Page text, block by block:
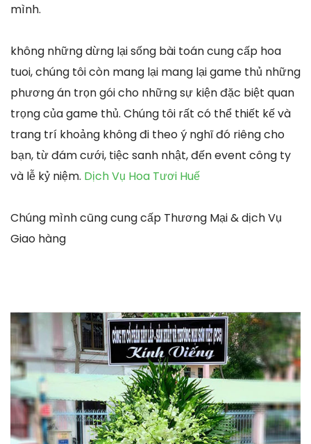
mình.
không những dừng lại sống bài toán cung cấp hoa
tuoi, chúng tôi còn mang lại mang lại game thủ những
phương án trọn gói cho những sự kiện đặc biệt quan
trọng của game thủ. Chúng tôi rất có thể thiết kế và
trang trí khoảng không đi theo ý nghĩ đó riêng cho
bạn, từ đám cưới, tiệc sanh nhật, đến event công ty
và lễ kỷ niệm. Dịch Vụ Hoa Tươi Huế
Chúng mình cũng cung cấp Thương Mại & dịch Vụ
Giao hàng